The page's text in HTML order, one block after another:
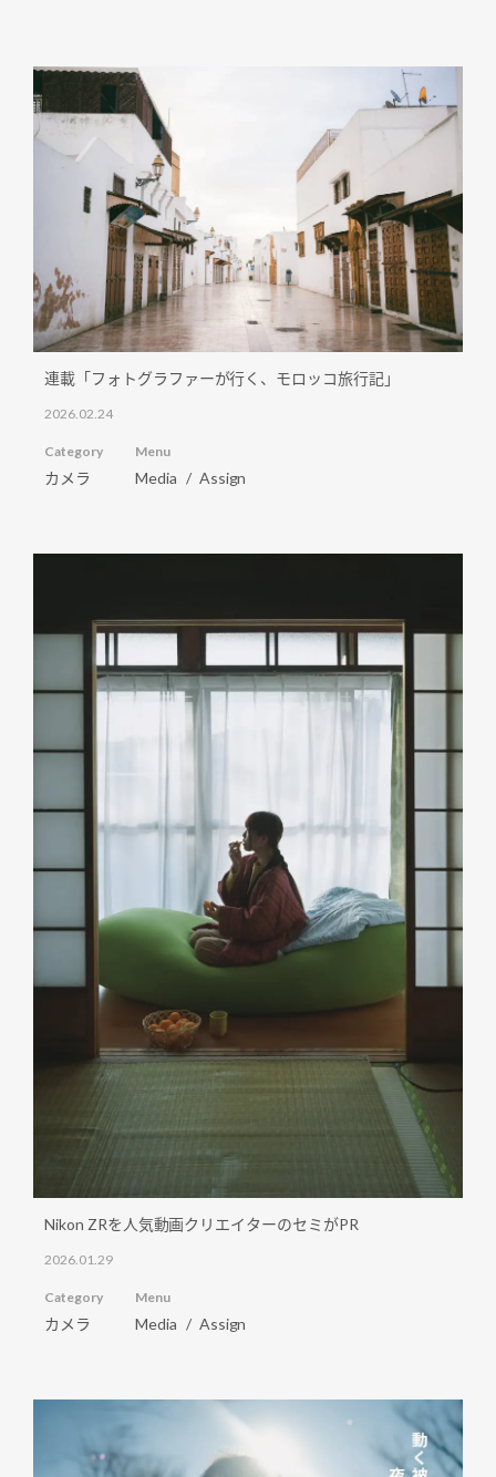
連載「フォトグラファーが行く、モロッコ旅行記」
2026.02.24
Category
カメラ
Menu
Media Assign
Nikon ZRを人気動画クリエイターのセミがPR
2026.01.29
Category
カメラ
Menu
Media Assign